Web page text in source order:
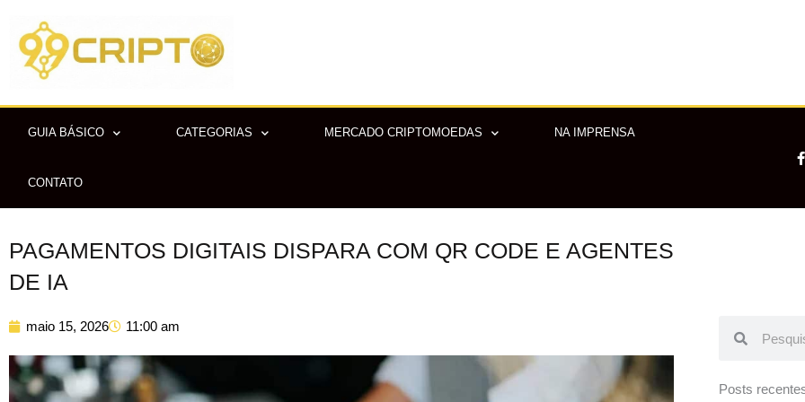
para
conteúdo
GUIA BÁSICO CATEGORIAS MERCADO CRIPTOMOEDAS NA IMPRENSA
CONTATO
F
a
PAGAMENTOS DIGITAIS DISPARA COM QR CODE E AGENTES
DE IA
maio 15, 2026 11:00 am
Posts